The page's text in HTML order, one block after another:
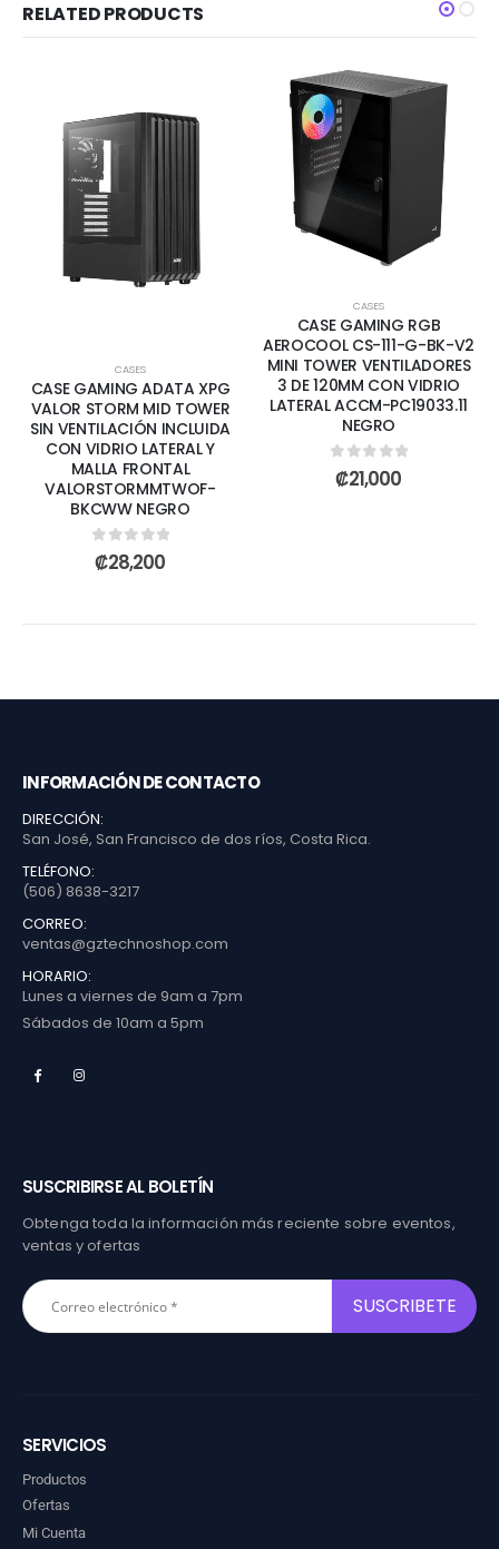
RELATED PRODUCTS
CASES
CASE GAMING ADATA XPG
VALOR STORM MID TOWER
SIN VENTILACIÓN INCLUIDA
CON VIDRIO LATERAL Y
MALLA FRONTAL
VALORSTORMMTWOF-
BKCWW NEGRO
0out of 5
₡28,200
CASES
CASE GAMING RGB
AEROCOOL CS-111-G-BK-V2
MINI TOWER VENTILADORES
3 DE 120MM CON VIDRIO
LATERAL ACCM-PC19033.11
NEGRO
0out of 5
₡21,000
INFORMACIÓN DE CONTACTO
DIRECCIÓN:
San José, San Francisco de dos ríos, Costa Rica.
TELÉFONO:
(506) 8638-3217
CORREO:
ventas@gztechnoshop.com
HORARIO:
Lunes a viernes de 9am a 7pm
Sábados de 10am a 5pm
SUSCRIBIRSE AL BOLETÍN
Obtenga toda la información más reciente sobre eventos,
ventas y ofertas
SERVICIOS
Productos
Ofertas
Mi Cuenta